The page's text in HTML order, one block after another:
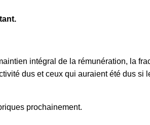
intégral de la rémunération, la
dus et ceux qui auraient été dus si
prochainement.